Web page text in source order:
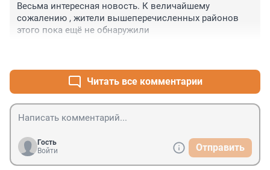
Весьма интересная новость. К величайшему
сожалению , жители вышеперечисленных районов
этого пока ещё не обнаружили
Читать все комментарии
Гость
Войти
Отправить